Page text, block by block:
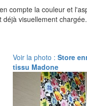
compte la couleur et
visuellement chargée.
Voir la photo : Store
tissu Madone